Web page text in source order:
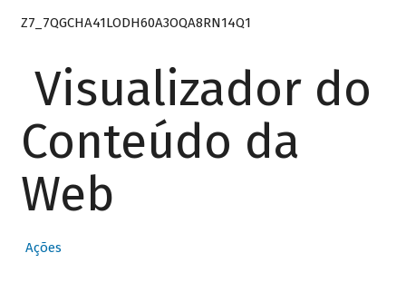
Z7_7QGCHA41LODH60A3OQA8RN14Q1
Visualizador do
Conteúdo da
Web
Ações